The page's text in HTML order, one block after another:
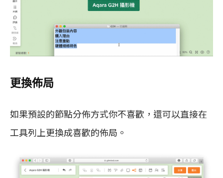
更換佈局
如果預設的節點分佈方式你不喜歡，還可以直接在
工具列上更換成喜歡的佈局。